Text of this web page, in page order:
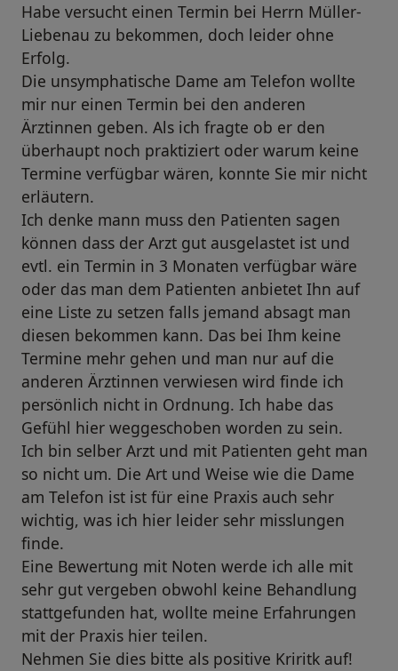
Habe versucht einen Termin bei Herrn Müller-
Liebenau zu bekommen, doch leider ohne
Erfolg.
Die unsymphatische Dame am Telefon wollte
mir nur einen Termin bei den anderen
Ärztinnen geben. Als ich fragte ob er den
überhaupt noch praktiziert oder warum keine
Termine verfügbar wären, konnte Sie mir nicht
erläutern.
Ich denke mann muss den Patienten sagen
können dass der Arzt gut ausgelastet ist und
evtl. ein Termin in 3 Monaten verfügbar wäre
oder das man dem Patienten anbietet Ihn auf
eine Liste zu setzen falls jemand absagt man
diesen bekommen kann. Das bei Ihm keine
Termine mehr gehen und man nur auf die
anderen Ärztinnen verwiesen wird finde ich
persönlich nicht in Ordnung. Ich habe das
Gefühl hier weggeschoben worden zu sein.
Ich bin selber Arzt und mit Patienten geht man
so nicht um. Die Art und Weise wie die Dame
am Telefon ist ist für eine Praxis auch sehr
wichtig, was ich hier leider sehr misslungen
finde.
Eine Bewertung mit Noten werde ich alle mit
sehr gut vergeben obwohl keine Behandlung
stattgefunden hat, wollte meine Erfahrungen
mit der Praxis hier teilen.
Nehmen Sie dies bitte als positive Kriritk auf!